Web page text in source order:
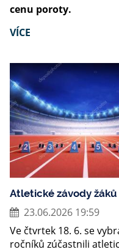
cenu poroty.
VÍCE
Atletické závody žáků
23.06.2026 19:59
Ve čtvrtek 18. 6. se
ročníků zúčastnili